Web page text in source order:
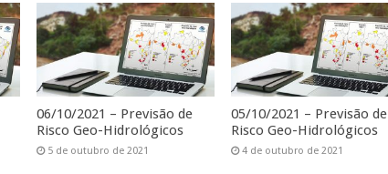
06/10/2021 – Previsão de
Risco Geo-Hidrológicos
5 de outubro de 2021
05/10/2021 – Previsão de
Risco Geo-Hidrológicos
4 de outubro de 2021